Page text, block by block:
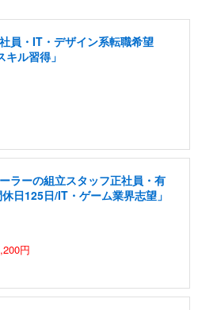
員・IT・デザイン系転職希望
キル習得」
ラーの組立スタッフ正社員・有
日125日/IT・ゲーム業界志望」
円